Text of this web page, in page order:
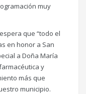
muy
que “todo el
en honor a San
a Doña María
y
más que
municipio.